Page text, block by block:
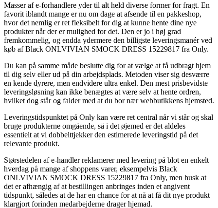
Masser af e-forhandlere yder til alt held diverse former for fragt. En
favorit iblandt mange er nu om dage at afsende til en pakkeshop,
hvor det nemlig er ret fleksibelt for dig at kunne hente dine nye
produkter når der er mulighed for det. Den er jo i høj grad
fremkommelig, og endda ydermere den billigste leveringsmanér ved
køb af Black ONLVIVIAN SMOCK DRESS 15229817 fra Only.
Du kan på samme måde beslutte dig for at vælge at få udbragt hjem
til dig selv eller ud på din arbejdsplads. Metoden viser sig desværre
en kende dyrere, men endvidere ultra enkel. Den mest prisbevidste
leveringsløsning kan ikke benægtes at være selv at hente ordren,
hvilket dog står og falder med at du bor nær webbutikkens hjemsted.
Leveringstidspunktet på Only kan være ret central når vi står og skal
bruge produkterne omgående, så i det øjemed er det aldeles
essentielt at vi dobbelttjekker den estimerede leveringstid på det
relevante produkt.
Størstedelen af e-handler reklamerer med levering på blot en enkelt
hverdag på mange af shoppens varer, eksempelvis Black
ONLVIVIAN SMOCK DRESS 15229817 fra Only, men husk at
det er afhængig af at bestillingen anbringes inden et angivent
tidspunkt, således at de har en chance for at nå at få dit nye produkt
klargjort forinden medarbejderne drager hjemad.